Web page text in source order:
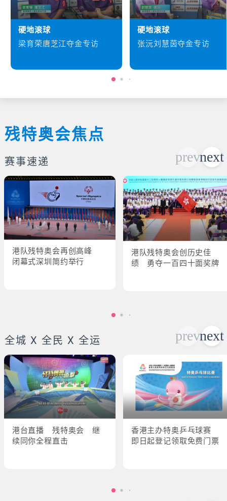
硬地滚球
梁育荣唐芝江夺金专访
硬地滚球
张沅刘慧茵夺金专访
残特奥会焦点
赛事速递
港队残特奥会再创高峰
闭幕式深圳简约举行
港队残特奥会创历史佳
绩 勇夺一百四十面奖牌
全城 X 全民 X 全运
港台直播 残特奥会 继
续同你全程直击
香港主办特奥乒乓球赛
即日起登记领取免费门票